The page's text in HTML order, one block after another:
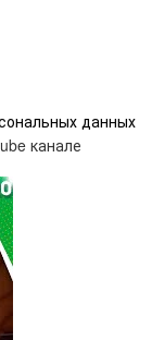
данных
канале